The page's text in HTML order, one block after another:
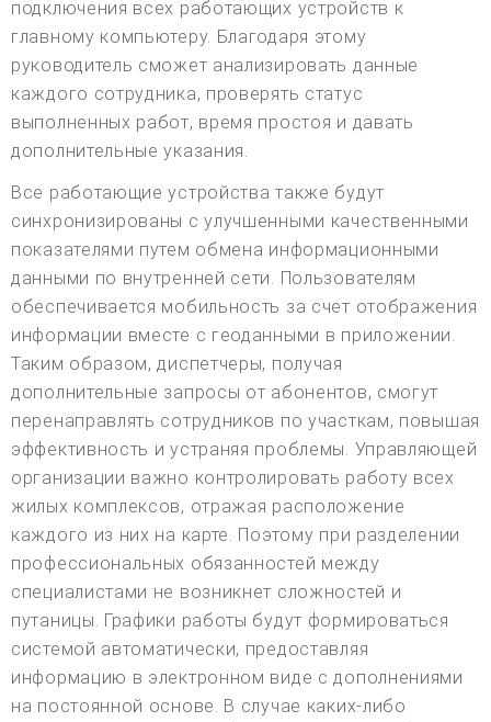
подключения всех работающих устройств к
главному компьютеру. Благодаря этому
руководитель сможет анализировать данные
каждого сотрудника, проверять статус
выполненных работ, время простоя и давать
дополнительные указания.
Все работающие устройства также будут
синхронизированы с улучшенными качественными
показателями путем обмена информационными
данными по внутренней сети. Пользователям
обеспечивается мобильность за счет отображения
информации вместе с геоданными в приложении.
Таким образом, диспетчеры, получая
дополнительные запросы от абонентов, смогут
перенаправлять сотрудников по участкам, повышая
эффективность и устраняя проблемы. Управляющей
организации важно контролировать работу всех
жилых комплексов, отражая расположение
каждого из них на карте. Поэтому при разделении
профессиональных обязанностей между
специалистами не возникнет сложностей и
путаницы. Графики работы будут формироваться
системой автоматически, предоставляя
информацию в электронном виде с дополнениями
на постоянной основе. В случае каких-либо